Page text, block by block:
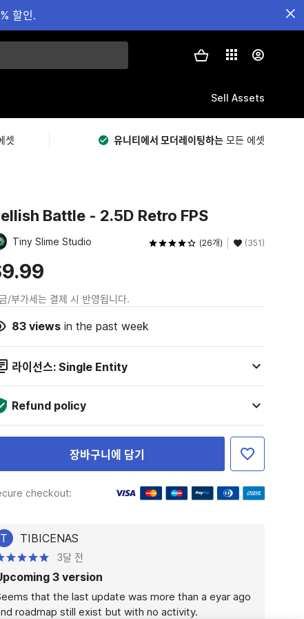
할인.
Sell Assets
셋 유니티에서 모더레이팅하는 모든 에셋
Battle - 2.5D Retro FPS
Tiny Slime Studio (26개) (351)
/부가세는 결제 시 반영됩니다.
83viewsin the past week
라이선스: Single Entity
Refund policy
장바구니에 담기
checkout:
T TIBICENAS
3달 전
3 version
that the last update was more than a eyar ago
roadmap still exist but with no activity.